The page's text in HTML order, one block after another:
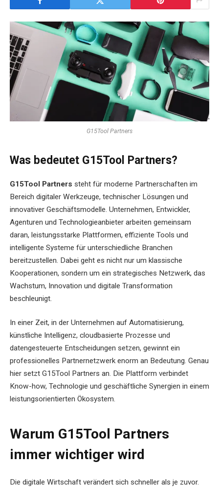
G15Tool Partners
Was bedeutet G15Tool Partners?
G15Tool Partners steht für moderne Partnerschaften im
Bereich digitaler Werkzeuge, technischer Lösungen und
innovativer Geschäftsmodelle. Unternehmen, Entwickler,
Agenturen und Technologieanbieter arbeiten gemeinsam
daran, leistungsstarke Plattformen, effiziente Tools und
intelligente Systeme für unterschiedliche Branchen
bereitzustellen. Dabei geht es nicht nur um klassische
Kooperationen, sondern um ein strategisches Netzwerk, das
Wachstum, Innovation und digitale Transformation
beschleunigt.
In einer Zeit, in der Unternehmen auf Automatisierung,
künstliche Intelligenz, cloudbasierte Prozesse und
datengesteuerte Entscheidungen setzen, gewinnt ein
professionelles Partnernetzwerk enorm an Bedeutung. Genau
hier setzt G15Tool Partners an. Die Plattform verbindet
Know-how, Technologie und geschäftliche Synergien in einem
leistungsorientierten Ökosystem.
Warum G15Tool Partners
immer wichtiger wird
Die digitale Wirtschaft verändert sich schneller als je zuvor.